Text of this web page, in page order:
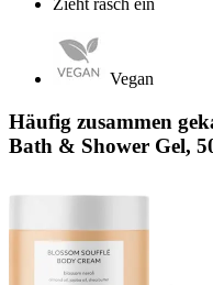
Zieht rasch ein
Vegan
Häufig zusammen
Bath & Shower Gel,